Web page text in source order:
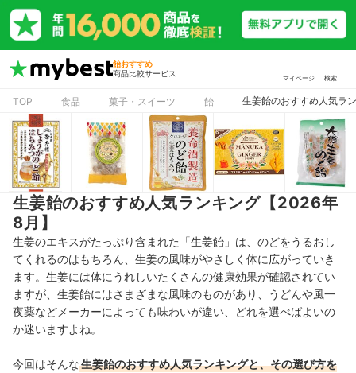
飴おすすめ
商品比較サービス
マイページ 検索
TOP 食品 菓子・スイーツ 飴 生姜飴のおすすめ人気ラ
生姜飴のおすすめ人気ランキング【2026年
8月】
生姜のエキスがたっぷり含まれた「生姜飴」は、のどをうるおし
てくれるのはもちろん、生姜の風味がやさしく体に広がっていき
ます。生姜には体にうれしいたくさんの健康効果が確認されてい
ますが、生姜飴にはさまざまな風味のものがあり、うどんや風一
夜薬などメーカーによっても味わいが違い、どれを選べばよいの
か迷いますよね。
今回はそんな生姜飴のおすすめ人気ランキングと、その選び方を